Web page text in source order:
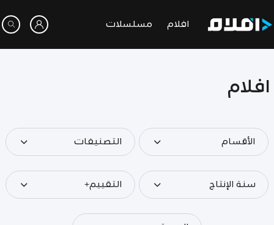
افلام مسلسلات
افلام
الأقسام التصنيفات
سنة الإنتاج التقييم+